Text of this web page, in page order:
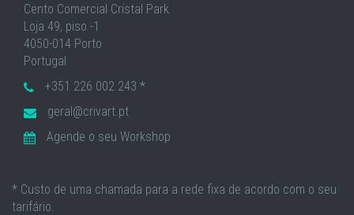
Cento Comercial Cristal Park
Loja 49, piso -1
4050-014 Porto
Portugal
+351 226 002 243 *
geral@crivart.pt
Agende o seu Workshop
* Custo de uma chamada para a rede fixa de acordo com o seu
tarifário.